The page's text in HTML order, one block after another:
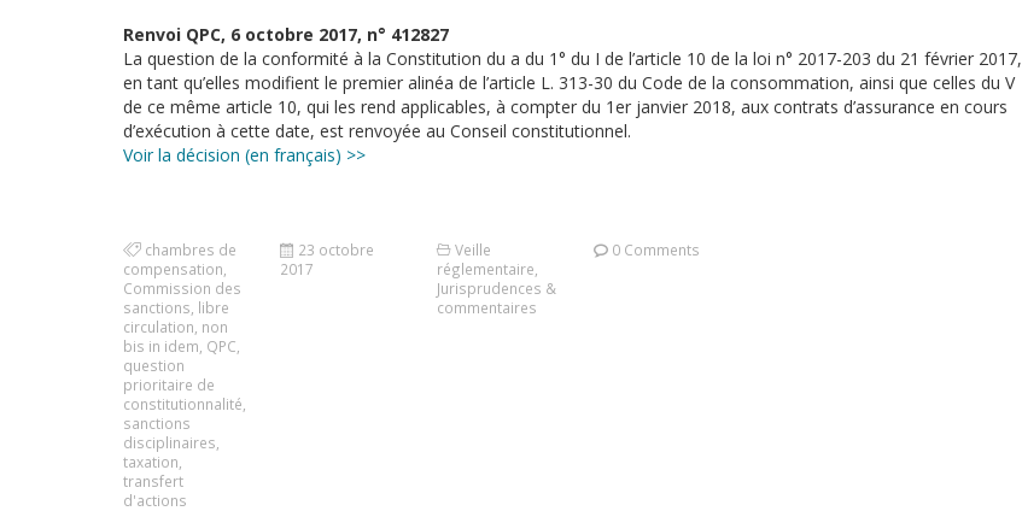
Renvoi QPC, 6 octobre 2017, n° 412827
La question de la conformité à la Constitution du a du 1° du I de l’article 10 de la loi n° 2017-203 du 21 février 2017,
en tant qu’elles modifient le premier alinéa de l’article L. 313-30 du Code de la consommation, ainsi que celles du V
de ce même article 10, qui les rend applicables, à compter du 1er janvier 2018, aux contrats d’assurance en cours
d’exécution à cette date, est renvoyée au Conseil constitutionnel.
Voir la décision (en français) >>
chambres de
compensation
Commission des
sanctions libre
circulation non
bis in idem QPC
question
prioritaire de
constitutionnalité
sanctions
disciplinaires
taxation
transfert
d'actions
23 octobre
2017
Veille
réglementaire
Jurisprudences &
commentaires
0 Comments